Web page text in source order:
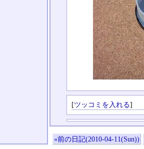
[ツッコミを入れる]
«前の日記(2010-04-11(Sun))